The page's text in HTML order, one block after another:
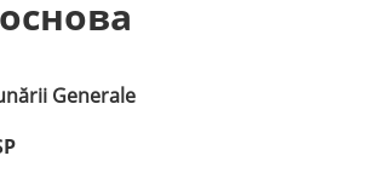
Generale